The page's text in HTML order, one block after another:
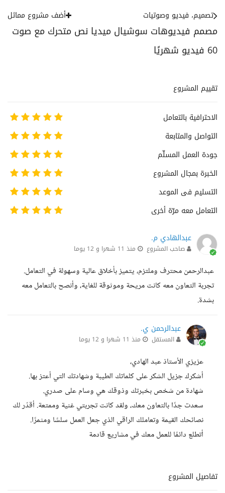
مصمم فيديوهات سوشيال ميديا نص متحرك مع صوت
60 فيديو شهريًا
تصميم، فيديو وصوتيات أضف مشروع مماثل
تقييم المشروع
الاحترافية بالتعامل
التواصل والمتابعة
جودة العمل المسلّم
الخبرة بمجال المشروع
التسليم فى الموعد
التعامل معه مرّة أخرى
عبدالهادي م.
صاحب المشروع منذ 11 شهرا و 12 يوما
عبدالرحمن محترف وملتزم، يتميز بأخلاق عالية وسهولة في التعامل.
تجربة التعاون معه كانت مريحة وموثوقة للغاية، وأنصح بالتعامل معه
بشدة.
عبدالرحمن ي.
المستقل منذ 11 شهرا و 12 يوما
عزيزي الأستاذ عبد الهادي،
أشكرك جزيل الشكر على كلماتك الطيبة وشهادتك التي أعتز بها.
شهادة من شخص بخبرتك وذوقك هي وسام على صدري.
سعدت جدًا بالتعاون معك، ولقد كانت تجربتي غنية وممتعة. أقدّر لك
نصائحك القيمة وتعاملك الراقي الذي جعل العمل سلسًا ومثمرًا.
أتطلع دائمًا للعمل معك في مشاريع قادمة
تفاصيل المشروع